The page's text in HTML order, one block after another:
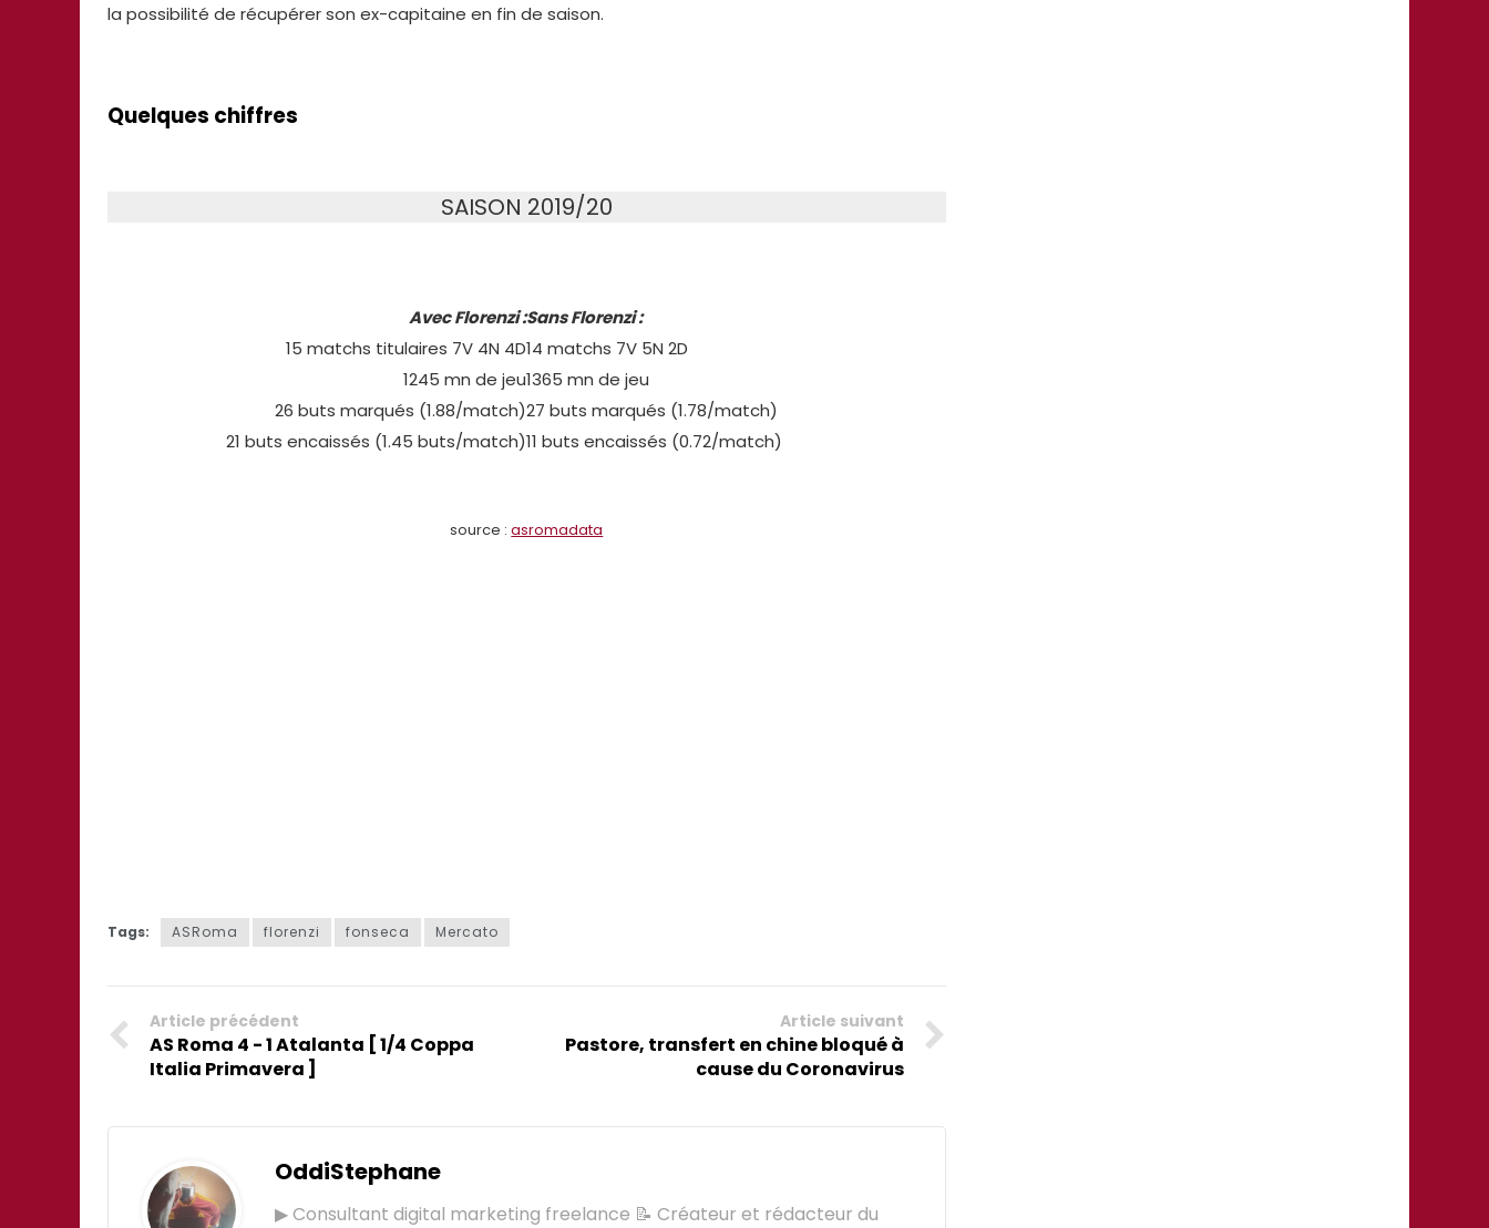
la possibilité de récupérer son ex-capitaine en fin de saison.
Quelques chiffres
SAISON 2019/20
Avec Florenzi :
15 matchs titulaires 7V 4N 4D
1245 mn de jeu
26 buts marqués (1.88/match)
21 buts encaissés (1.45 buts/match)
Sans Florenzi :
14 matchs 7V 5N 2D
1365 mn de jeu
27 buts marqués (1.78/match)
11 buts encaissés (0.72/match)
source :asromadata
Tags: ASRoma florenzi fonseca Mercato
Article précédent
AS Roma 4 - 1 Atalanta [ 1/4 Coppa
Italia Primavera ]
Article suivant
Pastore, transfert en chine bloqué à
cause du Coronavirus
OddiStephane
▶ Consultant digital marketing freelance 📝 Créateur et rédacteur du